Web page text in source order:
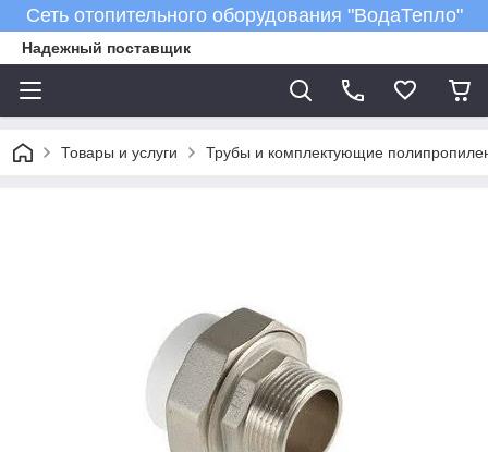
Сеть отопительного оборудования "ВодаТепло"
Надежный поставщик
Товары и услуги Трубы и комплектующие